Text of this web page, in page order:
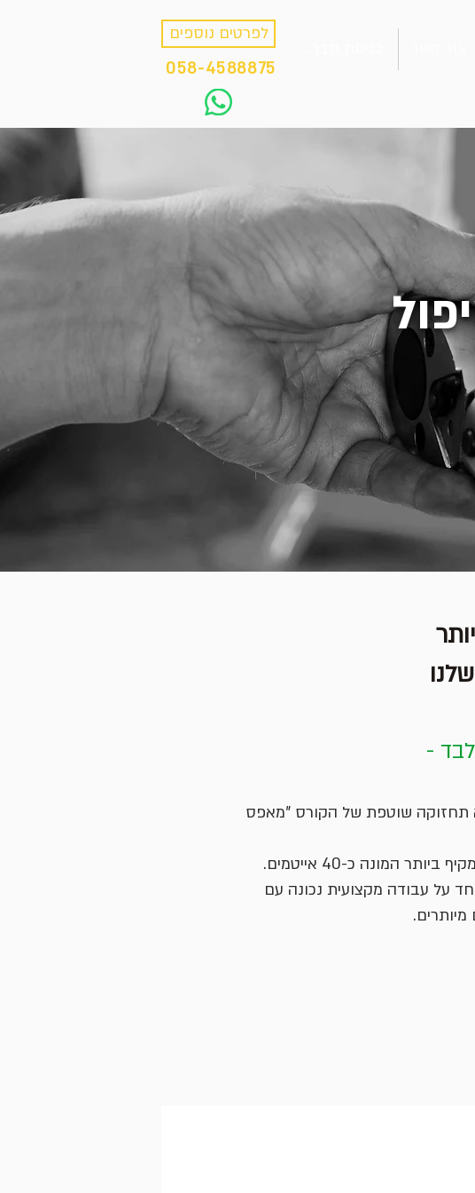
לפרטים נוספים
058-4588875
-
תחזוקה שוטפת של הקורס "מאפס
לימוד הטיפול המלא והמקצועי ביותר הקיים על הרכב, על בסיס הצ'ק ליסט המקיף ביותר המונה כ-40 אייטמים.
על עבודה מקצועית נכונה עם
מיותרים.